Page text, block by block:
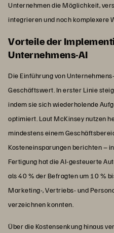
Unternehmen die Möglichkeit,
integrieren und noch komplexere
Vorteile der
Unternehmens-AI
Die Einführung von
Geschäftswert. In erster Linie
indem sie sich wiederholende
optimiert. Laut McKinsey nutzen
mindestens einem
Kosteneinsparungen berichten –
Fertigung hat die AI-gesteuerte
als 40 % der Befragten um 10 %
Marketing-, Vertriebs- und
verzeichnen konnten.
Über die Kostensenkung hinaus